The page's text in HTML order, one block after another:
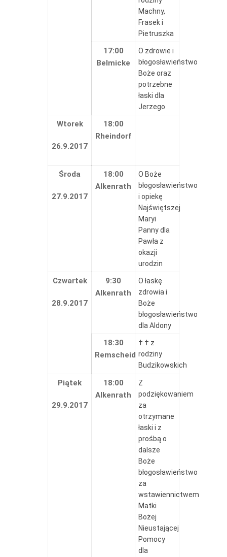
Machny,
Frasek i
Pietruszka
17:00
Belmicke
O zdrowie i
błogosławieństwo
Boże oraz
potrzebne
łaski dla
Jerzego
Wtorek
26.9.2017
18:00
Rheindorf
Środa
27.9.2017
18:00
Alkenrath
O Boże
błogosławieństwo
i opiekę
Najświętszej
Maryi
Panny dla
Pawła z
okazji
urodzin
Czwartek
28.9.2017
9:30
Alkenrath
O łaskę
zdrowia i
Boże
błogosławieństwo
dla Aldony
18:30
Remscheid
† † z
rodziny
Budzikowskich
Piątek
29.9.2017
18:00
Alkenrath
Z
podziękowaniem
za
otrzymane
łaski i z
prośbą o
dalsze
Boże
błogosławieństwo
za
wstawiennictwem
Matki
Bożej
Nieustającej
Pomocy
dla